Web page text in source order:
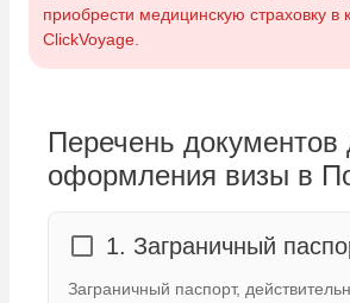
приобрести медицинскую страховку в
ClickVoyage.
Перечень документов
оформления визы в
1. Заграничный
Заграничный паспорт,